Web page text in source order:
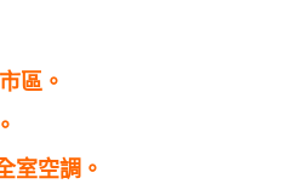
區。
室空調。